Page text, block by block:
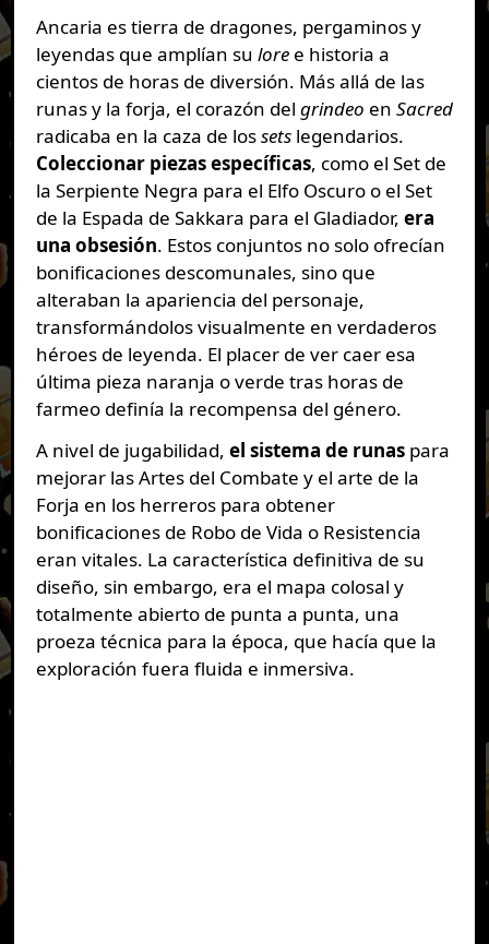
Ancaria es tierra de dragones, pergaminos y
leyendas que amplían su loree historia a
cientos de horas de diversión. Más allá de las
runas y la forja, el corazón del grindeo en Sacred
radicaba en la caza de lossetslegendarios.
Coleccionar piezas específicas, como el Set de
la Serpiente Negra para el Elfo Oscuro o el Set
de la Espada de Sakkara para el Gladiador, era
una obsesión. Estos conjuntos no solo ofrecían
bonificaciones descomunales, sino que
alteraban la apariencia del personaje,
transformándolos visualmente en verdaderos
héroes de leyenda. El placer de ver caer esa
última pieza naranja o verde tras horas de
farmeo definía la recompensa del género.
A nivel de jugabilidad, el sistema de runaspara
mejorar las Artes del Combate y el arte de la
Forja en los herreros para obtener
bonificaciones de Robo de Vida o Resistencia
eran vitales. La característica definitiva de su
diseño, sin embargo, era el mapa colosal y
totalmente abierto de punta a punta, una
proeza técnica para la época, que hacía que la
exploración fuera fluida e inmersiva.